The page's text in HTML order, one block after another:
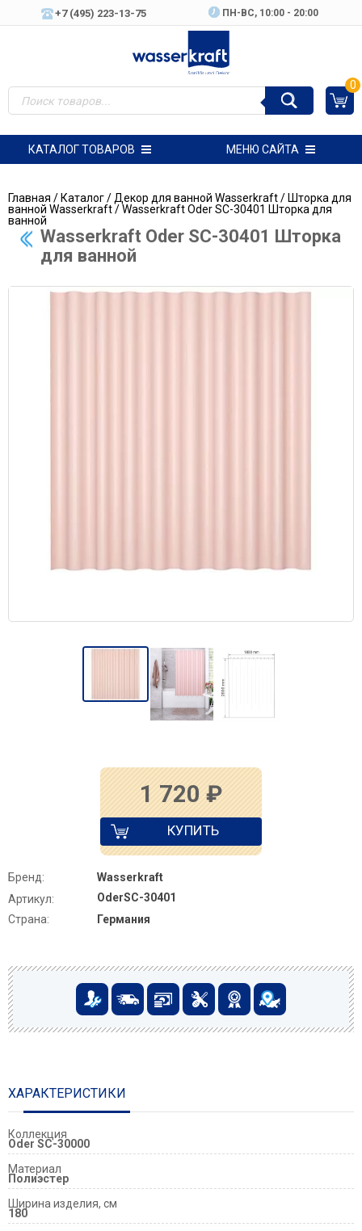
+7 (495) 223-13-75 ПН-ВC, 10:00 - 20:00
0
КАТАЛОГ ТОВАРОВ МЕНЮ САЙТА
Главная /Каталог/ Декор для ванной Wasserkraft/Шторка для
ванной Wasserkraft/ Wasserkraft Oder SC-30401 Шторка для
ванной
Wasserkraft Oder SC-30401 Шторка
для ванной
1 720 ₽
КУПИТЬ
Бренд:
Wasserkraft
Артикул:
OderSC-30401
Страна:
Германия
ХАРАКТЕРИСТИКИ
Коллекция
Oder SC-30000
Материал
Полиэстер
Ширина изделия, см
180